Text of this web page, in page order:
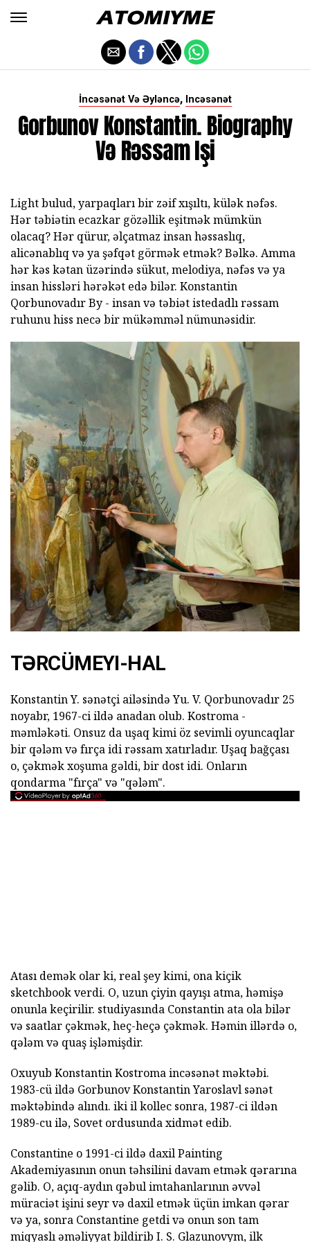
İncəsənət Və Əyləncə, Incəsənət
Gorbunov Konstantin. Biography
Və Rəssam Işi
Light bulud, yarpaqları bir zəif xışıltı, külək nəfəs.
Hər təbiətin ecazkar gözəllik eşitmək mümkün
olacaq? Hər qürur, əlçatmaz insan həssaslıq,
alicənablıq və ya şəfqət görmək etmək? Bəlkə. Amma
hər kəs kətan üzərində sükut, melodiya, nəfəs və ya
insan hissləri hərəkət edə bilər. Konstantin
Qorbunovadır By - insan və təbiət istedadlı rəssam
ruhunu hiss necə bir mükəmməl nümunəsidir.
TƏRCÜMEYI-HAL
Konstantin Y. sənətçi ailəsində Yu. V. Qorbunovadır 25
noyabr, 1967-ci ildə anadan olub. Kostroma -
məmləkəti. Onsuz da uşaq kimi öz sevimli oyuncaqlar
bir qələm və fırça idi rəssam xatırladır. Uşaq bağçası
o, çəkmək xoşuma gəldi, bir dost idi. Onların
qondarma "fırça" və "qələm".
Atası demək olar ki, real şey kimi, ona kiçik
sketchbook verdi. O, uzun çiyin qayışı atma, həmişə
onunla keçirilir. studiyasında Constantin ata ola bilər
və saatlar çəkmək, heç-heçə çəkmək. Həmin illərdə o,
qələm və quaş işləmişdir.
Oxuyub Konstantin Kostroma incəsənət məktəbi.
1983-cü ildə Gorbunov Konstantin Yaroslavl sənət
məktəbində alındı. iki il kollec sonra, 1987-ci ildən
1989-cu ilə, Sovet ordusunda xidmət edib.
Constantine o 1991-ci ildə daxil Painting
Akademiyasının onun təhsilini davam etmək qərarına
gəlib. O, açıq-aydın qəbul imtahanlarının əvvəl
müraciət işini seyr və daxil etmək üçün imkan qərar
və ya, sonra Constantine getdi və onun son tam
miqyaslı əməliyyat bildirib I. S. Glazunovym, ilk